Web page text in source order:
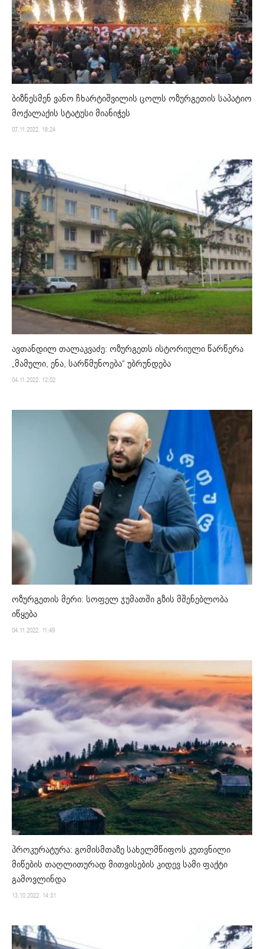
ბიზნესმენ ვანო ჩხარტიშვილის ცოლს ოზურგეთის საპატიო
მოქალაქის სტატუსი მიანიჭეს
07.11.2022. 18:24
ავთანდილ თალაკვაძე: ოზურგეთს ისტორიული წარწერა
„მამული, ენა, სარწმუნოება“ უბრუნდება
04.11.2022. 12:02
ოზურგეთის მერი: სოფელ ჯუმათში გზის მშენებლობა
იწყება
04.11.2022. 11:49
პროკურატურა: გომისმთაზე სახელმწიფოს კუთვნილი
მიწების თაღლითურად მითვისების კიდევ სამი ფაქტი
გამოვლინდა
13.10.2022. 14:31